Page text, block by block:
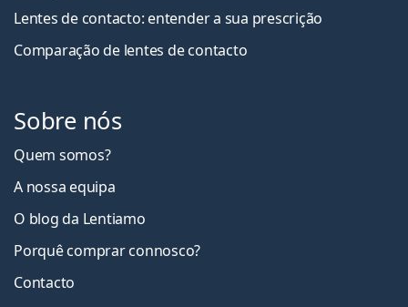
Lentes de contacto: entender a sua prescrição
Comparação de lentes de contacto
Sobre nós
Quem somos?
A nossa equipa
O blog da Lentiamo
Porquê comprar connosco?
Contacto